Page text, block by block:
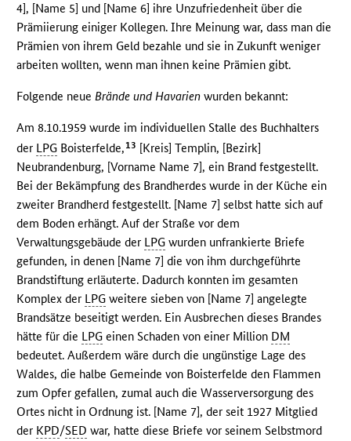
4], [Name 5] und [Name 6] ihre Unzufriedenheit über die
Prämiierung einiger Kollegen. Ihre Meinung war, dass man die
Prämien von ihrem Geld bezahle und sie in Zukunft weniger
arbeiten wollten, wenn man ihnen keine Prämien gibt.
Folgende neueBrände und Havarien wurden bekannt:
Am 8.10.1959 wurde im individuellen Stalle des Buchhalters
der LPG Boisterfelde,13 [Kreis] Templin, [Bezirk]
Neubrandenburg, [Vorname Name 7], ein Brand festgestellt.
Bei der Bekämpfung des Brandherdes wurde in der Küche ein
zweiter Brandherd festgestellt. [Name 7] selbst hatte sich auf
dem Boden erhängt. Auf der Straße vor dem
Verwaltungsgebäude der LPG wurden unfrankierte Briefe
gefunden, in denen [Name 7] die von ihm durchgeführte
Brandstiftung erläuterte. Dadurch konnten im gesamten
Komplex der LPG weitere sieben von [Name 7] angelegte
Brandsätze beseitigt werden. Ein Ausbrechen dieses Brandes
hätte für die LPG einen Schaden von einer Million DM
bedeutet. Außerdem wäre durch die ungünstige Lage des
Waldes, die halbe Gemeinde von Boisterfelde den Flammen
zum Opfer gefallen, zumal auch die Wasserversorgung des
Ortes nicht in Ordnung ist. [Name 7], der seit 1927 Mitglied
der KPD/SED war, hatte diese Briefe vor seinem Selbstmord